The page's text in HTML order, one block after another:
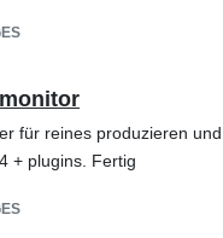
für reines produzieren
+ plugins. Fertig